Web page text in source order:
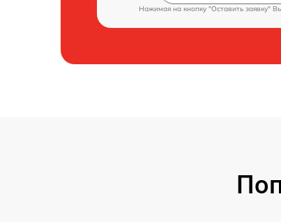
Нажимая на кнопку "Оставить заявку"